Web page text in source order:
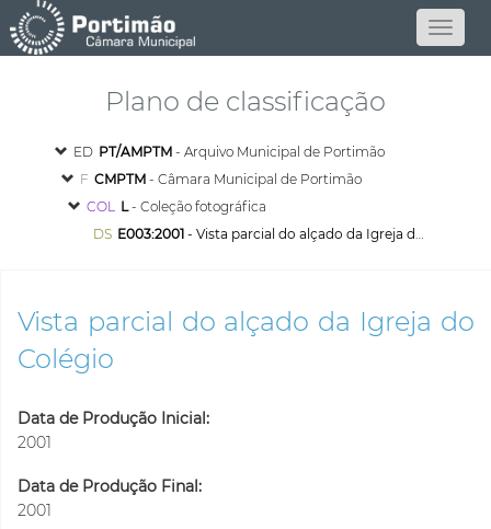
Plano de classificação
ED PT/AMPTM - Arquivo Municipal de Portimão
F CMPTM - Câmara Municipal de Portimão
COL L- Coleção fotográfica
DS E003:2001 - Vista parcial do alçado da Igreja do Colégio
Vista parcial do alçado da Igreja do
Colégio
Data de Produção Inicial:
2001
Data de Produção Final:
2001